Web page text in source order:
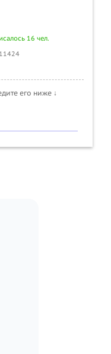
16 чел.
его ниже ↓